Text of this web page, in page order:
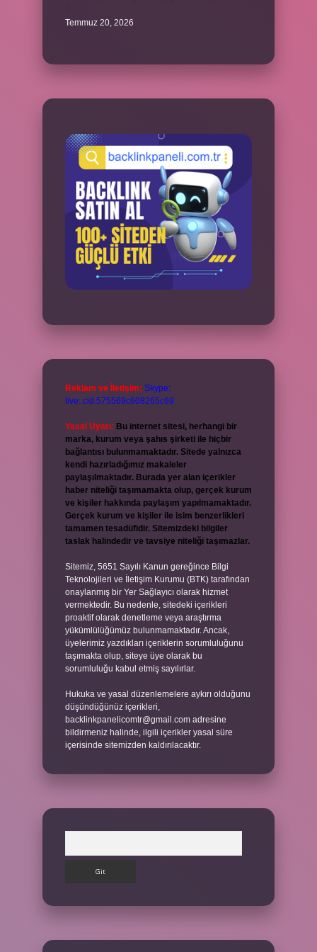
Temmuz 20, 2026
Reklam ve İletişim: Skype:
live:.cid.575569c608265c69
Yasal Uyarı: Bu internet sitesi, herhangi bir
marka, kurum veya şahıs şirketi ile hiçbir
bağlantısı bulunmamaktadır. Sitede yalnızca
kendi hazırladığımız makaleler
paylaşılmaktadır. Burada yer alan içerikler
haber niteliği taşımamakta olup, gerçek kurum
ve kişiler hakkında paylaşım yapılmamaktadır.
Gerçek kurum ve kişiler ile isim benzerlikleri
tamamen tesadüfidir. Sitemizdeki bilgiler
taslak halindedir ve tavsiye niteliği taşımazlar.
Sitemiz, 5651 Sayılı Kanun gereğince Bilgi
Teknolojileri ve İletişim Kurumu (BTK) tarafından
onaylanmış bir Yer Sağlayıcı olarak hizmet
vermektedir. Bu nedenle, sitedeki içerikleri
proaktif olarak denetleme veya araştırma
yükümlülüğümüz bulunmamaktadır. Ancak,
üyelerimiz yazdıkları içeriklerin sorumluluğunu
taşımakta olup, siteye üye olarak bu
sorumluluğu kabul etmiş sayılırlar.
Hukuka ve yasal düzenlemelere aykırı olduğunu
düşündüğünüz içerikleri,
backlinkpanelicomtr@gmail.com adresine
bildirmeniz halinde, ilgili içerikler yasal süre
içerisinde sitemizden kaldırılacaktır.